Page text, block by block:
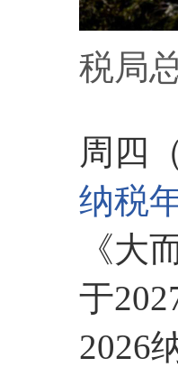
税局
周四
纳税
《大
于
2026